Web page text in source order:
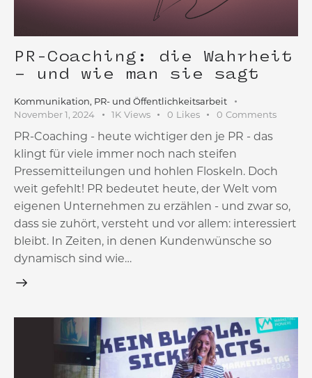
PR-Coaching: die Wahrheit
– und wie man sie sagt
Kommunikation, PR- und Öffentlichkeitsarbeit
November 1, 2024
1K Views 0 Likes 0 Comments
PR-Coaching - heute wichtiger den je PR - das
klingt für viele immer noch nach steifen
Pressemitteilungen und hohlen Floskeln. Doch
weit gefehlt! PR bedeutet heute, der Welt vom
eigenen Unternehmen zu erzählen - und zwar so,
dass sie zuhört, versteht und vor allem: interessiert
bleibt. In Zeiten, in denen Kundenwünsche so
dynamisch sind wie…